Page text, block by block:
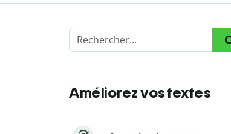
Améliorez vos textes